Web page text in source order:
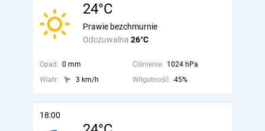
24°C
Odczuwalna 26°C
Prawie bezchmurnie
Opad: 0 mm Ciśnienie: 1024 hPa
Wiatr:
3 km/h Wilgotność: 45%
18:00